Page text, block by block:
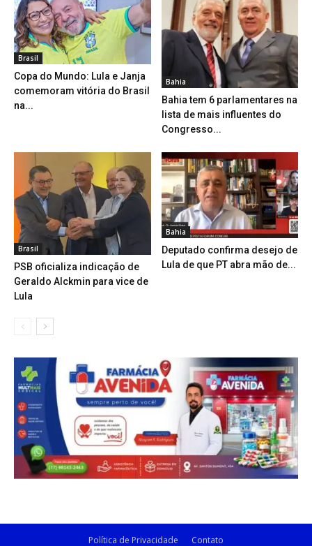
Brasil
Copa do Mundo: Lula e Janja
comemoram vitória do Brasil
na...
Bahia
Bahia tem 6 parlamentares na
lista de mais influentes do
Congresso...
Brasil
PSB oficializa indicação de
Geraldo Alckmin para vice de
Lula
Bahia
Deputado confirma desejo de
Lula de que PT abra mão de...
Política de Privacidade Contato